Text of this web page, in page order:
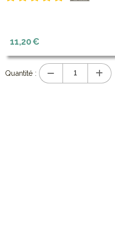
11,20€
Quantité :